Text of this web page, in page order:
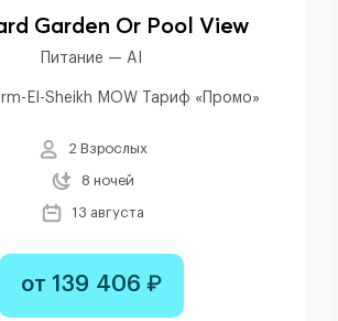
Garden Or Pool View
Питание — AI
El-Sheikh MOW Тариф «Промо»
2 Взрослых
8 ночей
13 августа
от 139 406 ₽